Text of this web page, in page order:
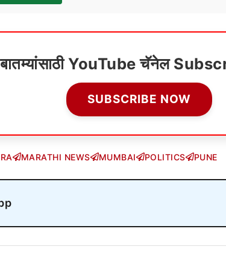
बातम्यांसाठी YouTube चॅनेल
SUBSCRIBE NOW
MARATHI NEWS MUMBAI POLITICS PUNE